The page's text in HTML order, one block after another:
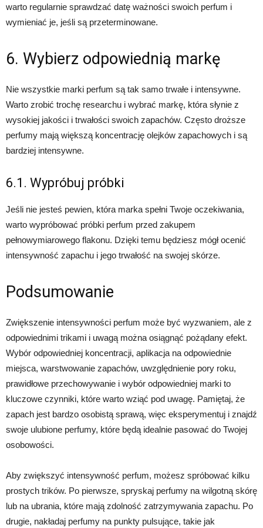
warto regularnie sprawdzać datę ważności swoich perfum i
wymieniać je, jeśli są przeterminowane.
6. Wybierz odpowiednią markę
Nie wszystkie marki perfum są tak samo trwałe i intensywne.
Warto zrobić trochę researchu i wybrać markę, która słynie z
wysokiej jakości i trwałości swoich zapachów. Często droższe
perfumy mają większą koncentrację olejków zapachowych i są
bardziej intensywne.
6.1. Wypróbuj próbki
Jeśli nie jesteś pewien, która marka spełni Twoje oczekiwania,
warto wypróbować próbki perfum przed zakupem
pełnowymiarowego flakonu. Dzięki temu będziesz mógł ocenić
intensywność zapachu i jego trwałość na swojej skórze.
Podsumowanie
Zwiększenie intensywności perfum może być wyzwaniem, ale z
odpowiednimi trikami i uwagą można osiągnąć pożądany efekt.
Wybór odpowiedniej koncentracji, aplikacja na odpowiednie
miejsca, warstwowanie zapachów, uwzględnienie pory roku,
prawidłowe przechowywanie i wybór odpowiedniej marki to
kluczowe czynniki, które warto wziąć pod uwagę. Pamiętaj, że
zapach jest bardzo osobistą sprawą, więc eksperymentuj i znajdź
swoje ulubione perfumy, które będą idealnie pasować do Twojej
osobowości.
Aby zwiększyć intensywność perfum, możesz spróbować kilku
prostych trików. Po pierwsze, spryskaj perfumy na wilgotną skórę
lub na ubrania, które mają zdolność zatrzymywania zapachu. Po
drugie, nakładaj perfumy na punkty pulsujące, takie jak